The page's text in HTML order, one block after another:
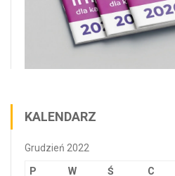
KALENDARZ
Grudzień 2022
P W Ś C